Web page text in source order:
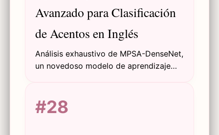
Avanzado para Clasificación
de Acentos en Inglés
Análisis exhaustivo de MPSA-DenseNet,
un novedoso modelo de aprendizaje
para clasificación de acentos ingleses
con alta precisión.
#28